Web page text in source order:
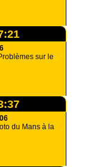
sur le
du Mans à la